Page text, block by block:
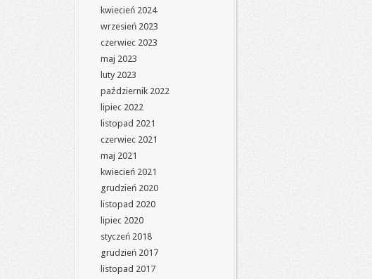
kwiecień 2024
wrzesień 2023
czerwiec 2023
maj 2023
luty 2023
październik 2022
lipiec 2022
listopad 2021
czerwiec 2021
maj 2021
kwiecień 2021
grudzień 2020
listopad 2020
lipiec 2020
styczeń 2018
grudzień 2017
listopad 2017